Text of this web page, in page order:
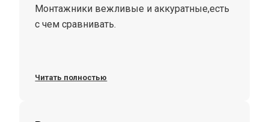
Монтажники вежливые и аккуратные,есть
с чем сравнивать.
Читать полностью